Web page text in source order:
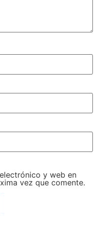
y web en
vez que comente.